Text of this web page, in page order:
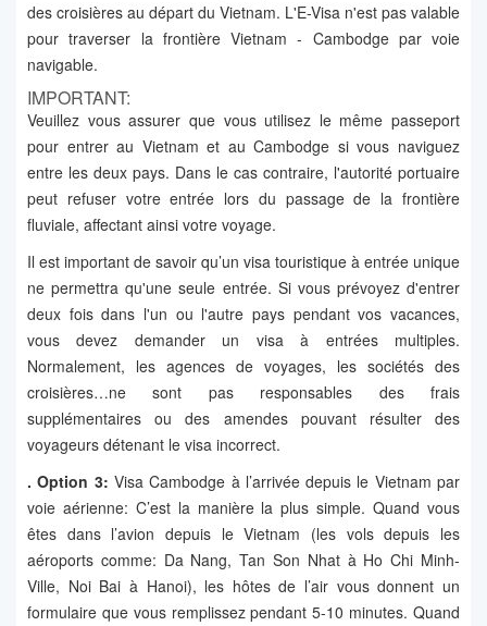
des croisières au départ du Vietnam. L'E-Visa n'est pas valable
pour traverser la frontière Vietnam - Cambodge par voie
navigable.
IMPORTANT:
Veuillez vous assurer que vous utilisez le même passeport
pour entrer au Vietnam et au Cambodge si vous naviguez
entre les deux pays. Dans le cas contraire, l'autorité portuaire
peut refuser votre entrée lors du passage de la frontière
fluviale, affectant ainsi votre voyage.
Il est important de savoir qu’un visa touristique à entrée unique
ne permettra qu'une seule entrée. Si vous prévoyez d'entrer
deux fois dans l'un ou l'autre pays pendant vos vacances,
vous devez demander un visa à entrées multiples.
Normalement, les agences de voyages, les sociétés des
croisières…ne sont pas responsables des frais
supplémentaires ou des amendes pouvant résulter des
voyageurs détenant le visa incorrect.
. Option 3: Visa Cambodge à l’arrivée depuis le Vietnam par
voie aérienne: C’est la manière la plus simple. Quand vous
êtes dans l’avion depuis le Vietnam (les vols depuis les
aéroports comme: Da Nang, Tan Son Nhat à Ho Chi Minh-
Ville, Noi Bai à Hanoi), les hôtes de l’air vous donnent un
formulaire que vous remplissez pendant 5-10 minutes. Quand